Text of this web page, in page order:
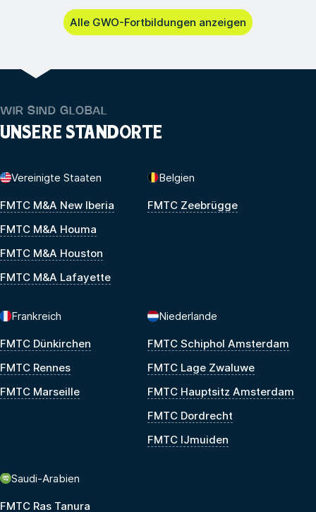
Alle GWO-Fortbildungen anzeigen
WIR SIND GLOBAL
UNSERE STANDORTE
Vereinigte Staaten
FMTC M&A New Iberia
FMTC M&A Houma
FMTC M&A Houston
FMTC M&A Lafayette
Belgien
FMTC Zeebrügge
Frankreich
FMTC Dünkirchen
FMTC Rennes
FMTC Marseille
Niederlande
FMTC Schiphol Amsterdam
FMTC Lage Zwaluwe
FMTC Hauptsitz Amsterdam
FMTC Dordrecht
FMTC IJmuiden
Saudi-Arabien
FMTC Ras Tanura